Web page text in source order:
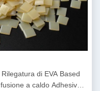
Rilegatura di EVA Based
fusione a caldo Adhesive